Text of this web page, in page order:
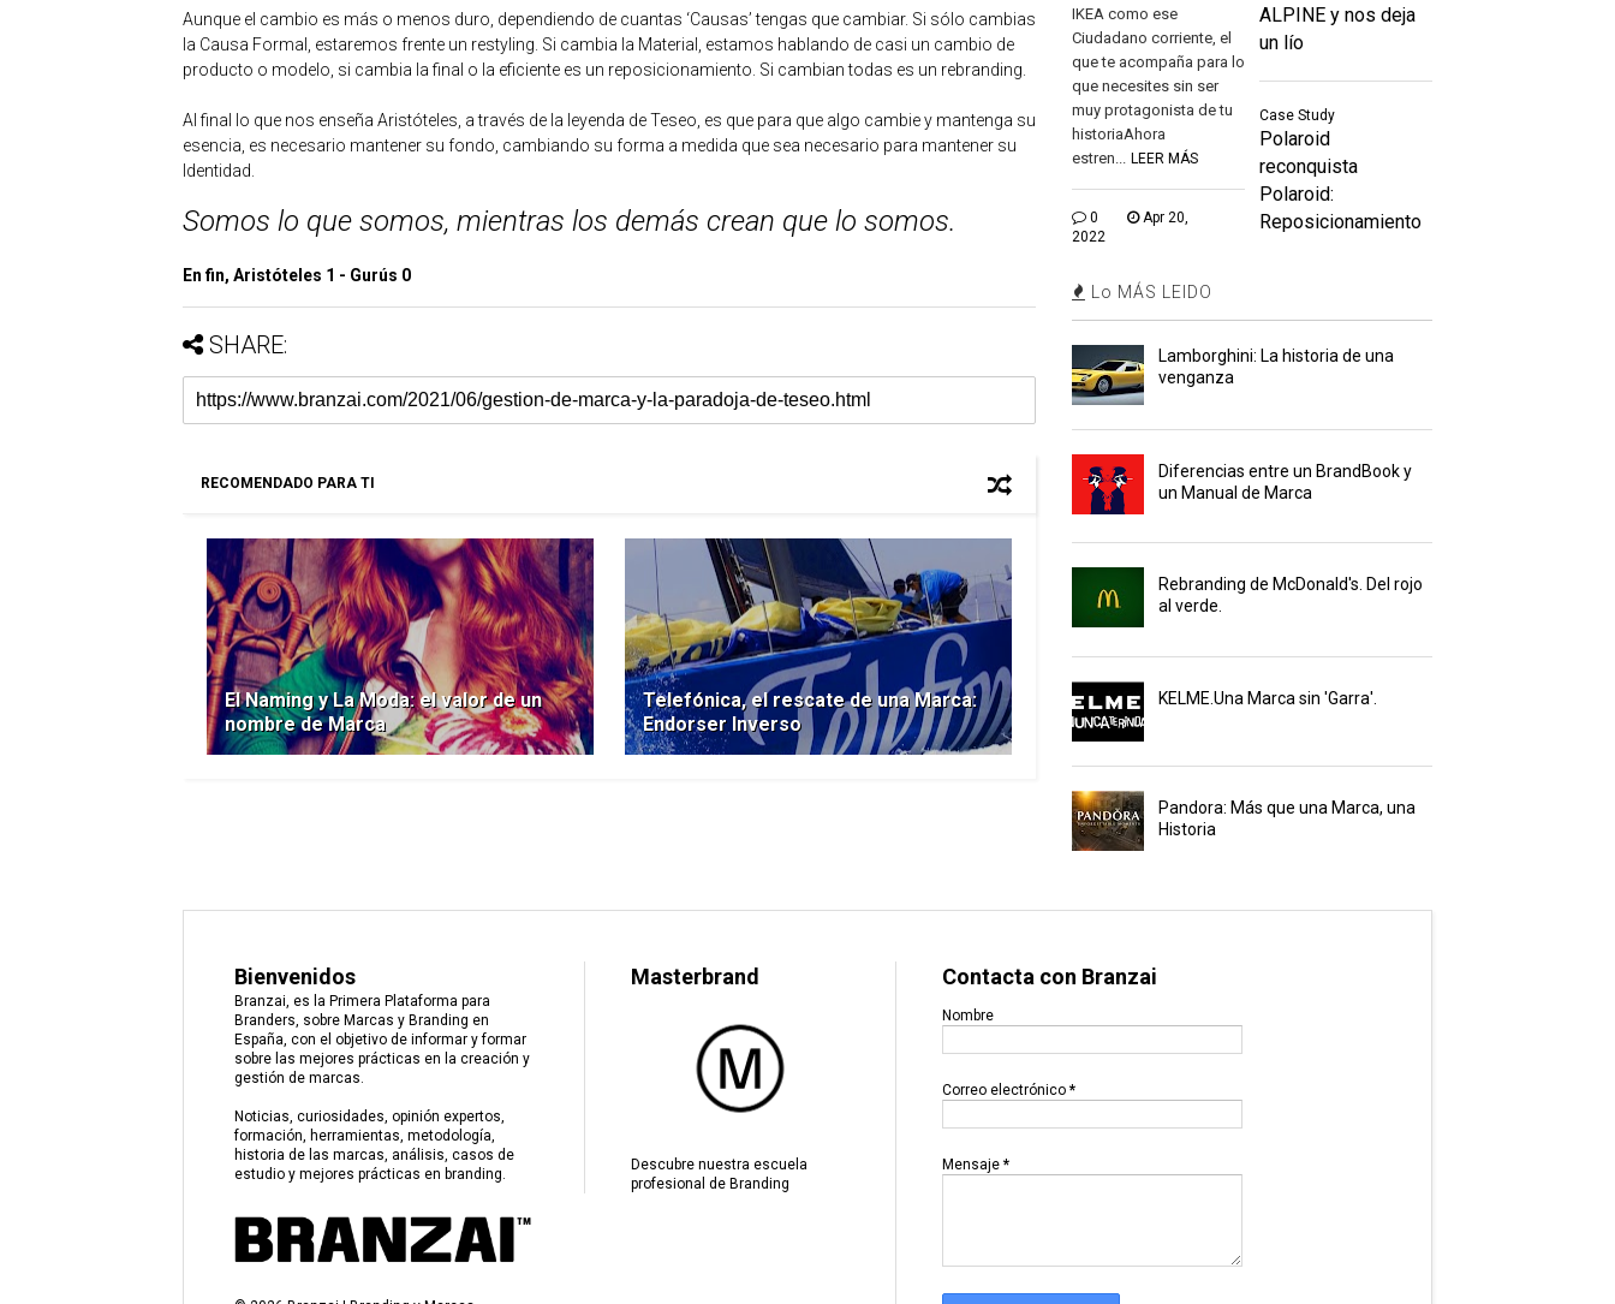
Aunque el cambio es más o menos duro, dependiendo de cuantas ‘Causas’ tengas que cambiar. Si sólo cambias
la Causa Formal, estaremos frente un restyling. Si cambia la Material, estamos hablando de casi un cambio de
producto o modelo, si cambia la final o la eficiente es un reposicionamiento. Si cambian todas es un rebranding.
Al final lo que nos enseña Aristóteles, a través de la leyenda de Teseo, es que para que algo cambie y mantenga su
esencia, es necesario mantener su fondo, cambiando su forma a medida que sea necesario para mantener su
Identidad.
Somos lo que somos, mientras los demás crean que lo somos.
En fin, Aristóteles 1 - Gurús 0
SHARE:
RECOMENDADO PARA TI
El Naming y La Moda: el valor de un
nombre de Marca
Telefónica, el rescate de una Marca:
Endorser Inverso
IKEA como ese
Ciudadano corriente, el
que te acompaña para lo
que necesites sin ser
muy protagonista de tu
historiaAhora
estren...
LEER MÁS
0
Apr 20,
2022
ALPINE y nos deja
un lío
Case Study
Polaroid
reconquista
Polaroid:
Reposicionamiento
Lo MÁS LEIDO
Lamborghini: La historia de una
venganza
Diferencias entre un BrandBook y
un Manual de Marca
Rebranding de McDonald's. Del rojo
al verde.
KELME.Una Marca sin 'Garra'.
Pandora: Más que una Marca, una
Historia
Bienvenidos
Branzai, es la Primera Plataforma para
Branders, sobre Marcas y Branding en
España, con el objetivo de informar y formar
sobre las mejores prácticas en la creación y
gestión de marcas.
Noticias, curiosidades, opinión expertos,
formación, herramientas, metodología,
historia de las marcas, análisis, casos de
estudio y mejores prácticas en branding.
Masterbrand
Descubre nuestra escuela
profesional de Branding
Contacta con Branzai
Nombre
Correo electrónico *
Mensaje *